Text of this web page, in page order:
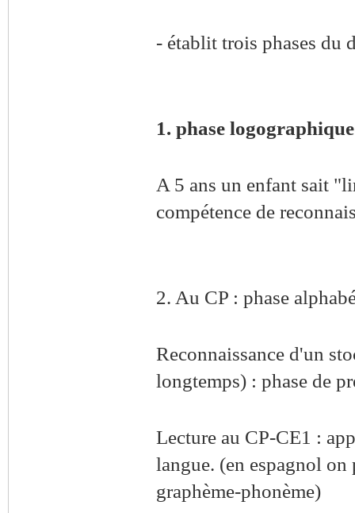
- établit trois phases du
1. phase logographique
A 5 ans un enfant sait
compétence de
2. Au CP : phase
Reconnaissance d'un
longtemps) : phase de
Lecture au CP-CE1 :
langue. (en espagnol on
graphème-phonème)